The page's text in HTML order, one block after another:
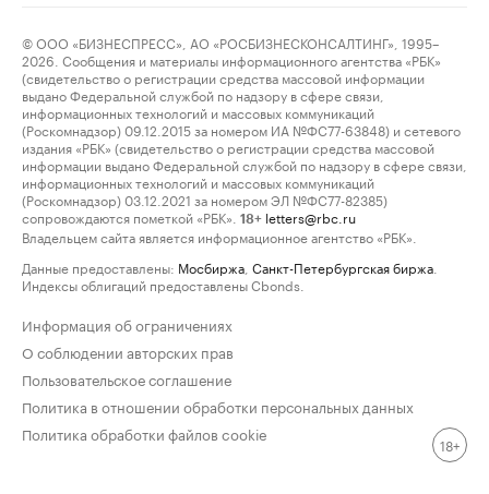
© ООО «БИЗНЕСПРЕСС», АО «РОСБИЗНЕСКОНСАЛТИНГ», 1995–
2026. Сообщения и материалы информационного агентства «РБК»
(свидетельство о регистрации средства массовой информации
выдано Федеральной службой по надзору в сфере связи,
информационных технологий и массовых коммуникаций
(Роскомнадзор) 09.12.2015 за номером ИА №ФС77-63848) и сетевого
издания «РБК» (свидетельство о регистрации средства массовой
информации выдано Федеральной службой по надзору в сфере связи,
информационных технологий и массовых коммуникаций
(Роскомнадзор) 03.12.2021 за номером ЭЛ №ФС77-82385)
сопровождаются пометкой «РБК».
18+ letters@rbc.ru
Владельцем сайта является информационное агентство «РБК».
Данные предоставлены: Мосбиржа Санкт-Петербургская биржа
Индексы облигаций предоставлены Cbonds.
Информация об ограничениях
О соблюдении авторских прав
Пользовательское соглашение
Политика в отношении обработки персональных данных
Политика обработки файлов cookie
18+